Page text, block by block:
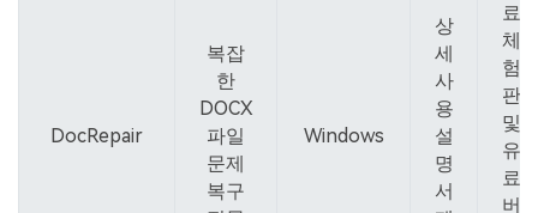
DocRepair
복잡
한
DOCX
파일
문제
복구
Windows
상
세
사
용
설
명
서
료
체
험
판
및
유
료
버